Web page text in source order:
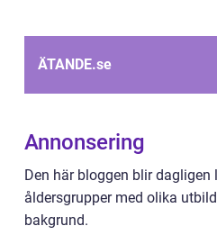
ÄTANDE.se
Annonsering
Den här bloggen blir dagligen
åldersgrupper med olika
bakgrund.